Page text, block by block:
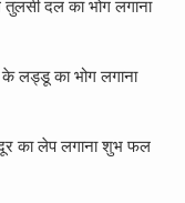
दल का भोग लगाना
के लड्डू का भोग लगाना
का लेप लगाना शुभ फल